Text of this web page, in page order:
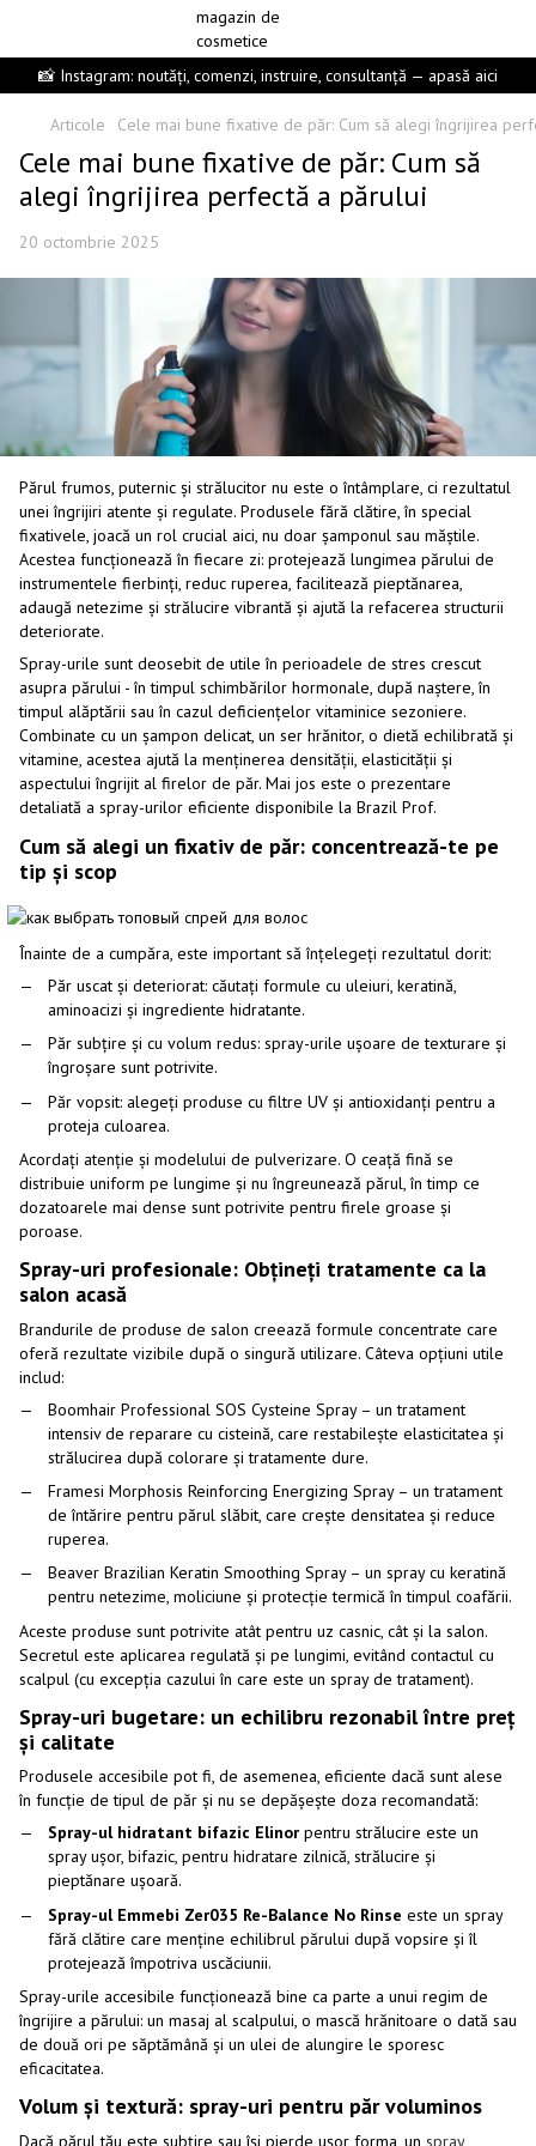
📸 Instagram: noutăți, comenzi, instruire, consultanță — apasă aici
Articole Cele mai bune fixative de păr: Cum să alegi îngrijirea
Cele mai bune fixative de păr: Cum să
alegi îngrijirea perfectă a părului
20 octombrie 2025
Părul frumos, puternic și strălucitor nu este o întâmplare, ci rezultatul
unei îngrijiri atente și regulate. Produsele fără clătire, în special
fixativele, joacă un rol crucial aici, nu doar șamponul sau măștile.
Acestea funcționează în fiecare zi: protejează lungimea părului de
instrumentele fierbinți, reduc ruperea, facilitează pieptănarea,
adaugă netezime și strălucire vibrantă și ajută la refacerea structurii
deteriorate.
Spray-urile sunt deosebit de utile în perioadele de stres crescut
asupra părului - în timpul schimbărilor hormonale, după naștere, în
timpul alăptării sau în cazul deficiențelor vitaminice sezoniere.
Combinate cu un șampon delicat, un ser hrănitor, o dietă echilibrată și
vitamine, acestea ajută la menținerea densității, elasticității și
aspectului îngrijit al firelor de păr. Mai jos este o prezentare
detaliată a spray-urilor eficiente disponibile la Brazil Prof.
Cum să alegi un fixativ de păr: concentrează-te pe
tip și scop
Înainte de a cumpăra, este important să înțelegeți rezultatul dorit:
Păr uscat și deteriorat: căutați formule cu uleiuri, keratină,
aminoacizi și ingrediente hidratante.
Păr subțire și cu volum redus: spray-urile ușoare de texturare și
îngroșare sunt potrivite.
Păr vopsit: alegeți produse cu filtre UV și antioxidanți pentru a
proteja culoarea.
Acordați atenție și modelului de pulverizare. O ceață fină se
distribuie uniform pe lungime și nu îngreunează părul, în timp ce
dozatoarele mai dense sunt potrivite pentru firele groase și
poroase.
Spray-uri profesionale: Obțineți tratamente ca la
salon acasă
Brandurile de produse de salon creează formule concentrate care
oferă rezultate vizibile după o singură utilizare. Câteva opțiuni utile
includ:
Boomhair Professional SOS Cysteine ​​Spray – un tratament
intensiv de reparare cu cisteină, care restabilește elasticitatea și
strălucirea după colorare și tratamente dure.
Framesi Morphosis Reinforcing Energizing Spray – un tratament
de întărire pentru părul slăbit, care crește densitatea și reduce
ruperea.
Beaver Brazilian Keratin Smoothing Spray – un spray cu keratină
pentru netezime, moliciune și protecție termică în timpul coafării.
Aceste produse sunt potrivite atât pentru uz casnic, cât și la salon.
Secretul este aplicarea regulată și pe lungimi, evitând contactul cu
scalpul (cu excepția cazului în care este un spray de tratament).
Spray-uri bugetare: un echilibru rezonabil între preț
și calitate
Produsele accesibile pot fi, de asemenea, eficiente dacă sunt alese
în funcție de tipul de păr și nu se depășește doza recomandată:
Spray-ul hidratant bifazic Elinor pentru strălucire este un
spray ușor, bifazic, pentru hidratare zilnică, strălucire și
pieptănare ușoară.
Spray-ul Emmebi Zer035 Re-Balance No Rinse este un spray
fără clătire care menține echilibrul părului după vopsire și îl
protejează împotriva uscăciunii.
Spray-urile accesibile funcționează bine ca parte a unui regim de
îngrijire a părului: un masaj al scalpului, o mască hrănitoare o dată sau
de două ori pe săptămână și un ulei de alungire le sporesc
eficacitatea.
Volum și textură: spray-uri pentru păr voluminos
Dacă părul tău este subțire sau își pierde ușor forma, un spray